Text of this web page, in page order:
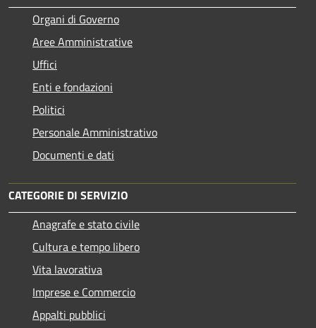
Organi di Governo
Aree Amministrative
Uffici
Enti e fondazioni
Politici
Personale Amministrativo
Documenti e dati
CATEGORIE DI SERVIZIO
Anagrafe e stato civile
Cultura e tempo libero
Vita lavorativa
Imprese e Commercio
Appalti pubblici